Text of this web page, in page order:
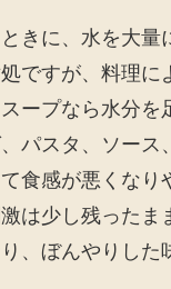
きに、水を大量
ですが、料理に
ープなら水分を
パスタ、ソース
食感が悪くなり
は少し残ったま
、ぼんやりした